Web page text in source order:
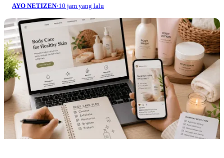
AYO NETIZEN·10 jam yang lalu